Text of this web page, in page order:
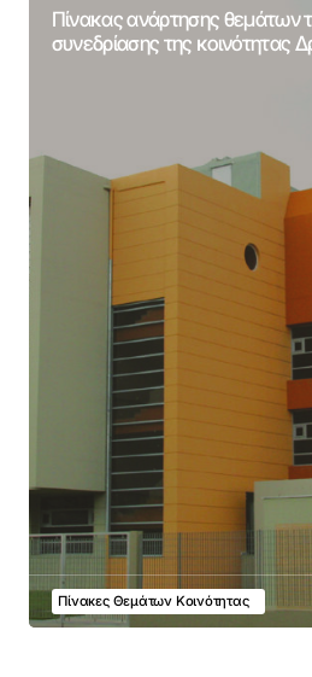
Πίνακας ανάρτησης θεμάτων
συνεδρίασης της κοινότητας
Πίνακες Θεμάτων Κοινότητας